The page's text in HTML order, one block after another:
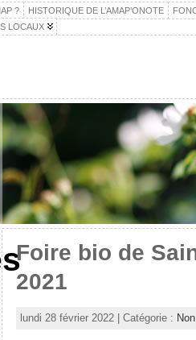
? HISTORIQUE DE L’AMAP’ONOTE
LOCAUX
Foire bio de
2021
lundi 28 février 2022 | Catégorie :